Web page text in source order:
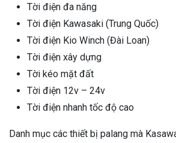
Tời điện đa năng
Tời điện Kawasaki (Trung Quốc)
Tời điện Kio Winch (Đài Loan)
Tời điện xây dựng
Tời kéo mặt đất
Tời điện 12v – 24v
Tời điện nhanh tốc độ cao
Danh mục các thiết bị palang mà